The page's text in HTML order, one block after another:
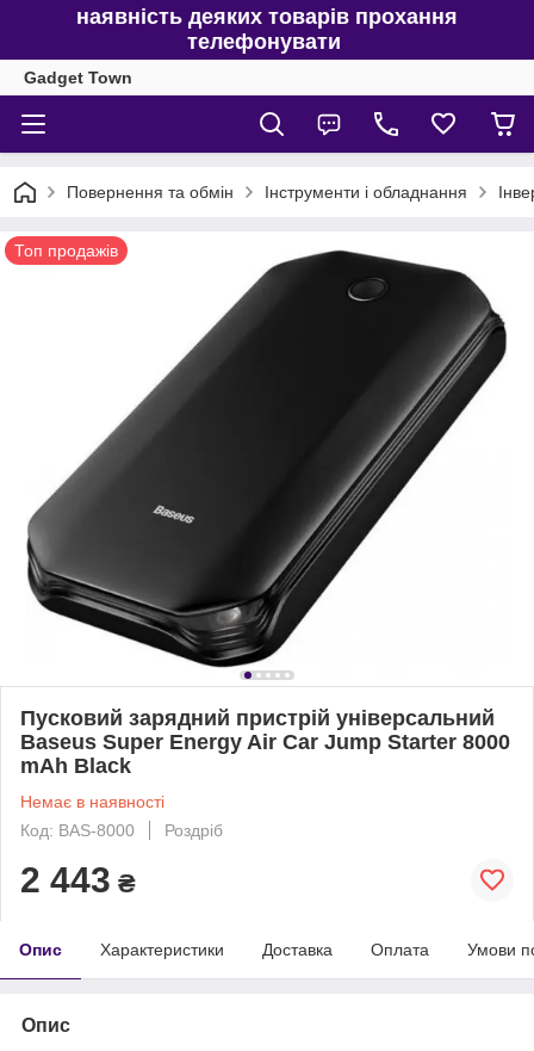
наявність деяких товарів прохання
телефонувати
Gadget Town
Повернення та обмін Інструменти і обладнання
Топ продажів
Пусковий зарядний пристрій універсальний
Baseus Super Energy Air Car Jump Starter 8000
mAh Black
Немає в наявності
Код: BAS-8000
Роздріб
2 443 ₴
Опис Характеристики Доставка Оплата Умови
Опис